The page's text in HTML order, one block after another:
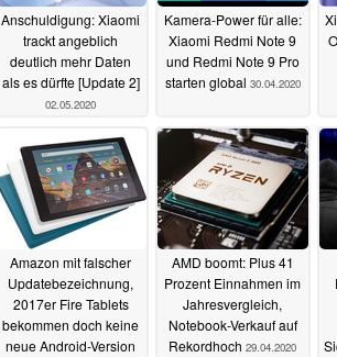
Anschuldigung: Xiaomi
trackt angeblich
deutlich mehr Daten
als es dürfte [Update 2]
02.05.2020
Kamera-Power für alle:
Xiaomi Redmi Note 9
und Redmi Note 9 Pro
starten global 30.04.2020
Amazon mit falscher
Updatebezeichnung,
2017er Fire Tablets
bekommen doch keine
neue Android-Version
AMD boomt: Plus 41
Prozent Einnahmen im
Jahresvergleich,
Notebook-Verkauf auf
Rekordhoch 29.04.2020